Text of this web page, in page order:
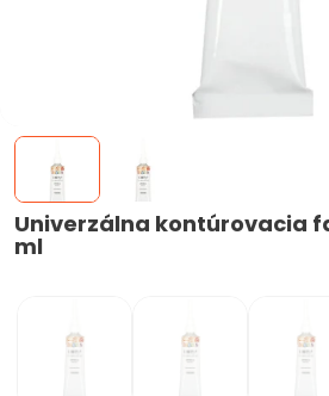
Univerzálna kontúrovacia
ml